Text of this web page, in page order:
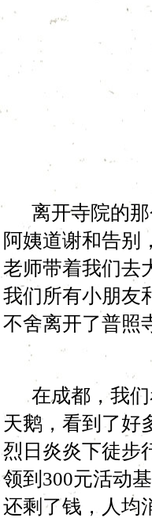
离开寺院的那
阿姨道谢和告别
老师带着我们去
我们所有小朋友
不舍离开了普照
在成都，我们
天鹅，看到了好
烈日炎炎下徒步
领到300元活动
还剩了钱，人均